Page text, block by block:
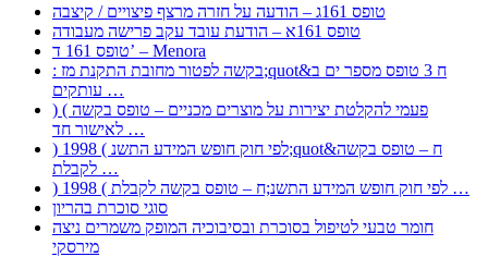
טופס 161ג – הודעה על חזרה מרצף פיצויים / קיצבה
טופס 161א – הודעת עובד עקב פרישה מעבודה
טופס 161 ד’ – Menora
: בקשה לפטור מחובת התקנת מז;quot&ח 3 טופס מספר ים ב
עותקים …
) ( פעמי להקלטת יצירות על מוצרים מכניים – טופס בקשה
לאישור חד …
) 1998 ( לפי חוק חופש המידע התשנ;quot&ח – טופס בקשה
לקבלת …
) 1998 ( לפי חוק חופש המידע התשנ;ח – טופס בקשה לקבלת …
סוגי סוכרת בהריון
חומר טבעי לטיפול בסוכרת ובסיבוכיה המופק משמרים ניצה
מירסקי